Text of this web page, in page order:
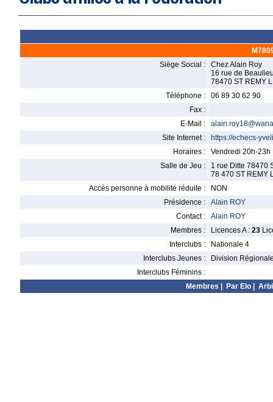
Siège Social :
Chez Alain Roy
16 rue de
78470 ST REMY
Téléphone :
06 89 30 62 90
Fax :
E-Mail :
Site Internet :
https://echecs-
Horaires :
Vendredi 20h-23h
Salle de Jeu :
1 rue Ditte 78470
78 470 ST REMY
Accès personne à mobilité réduite :
NON
Présidence :
Alain ROY
Contact :
Alain ROY
Membres :
Licences A : 23
Interclubs :
Nationale 4
Interclubs Jeunes :
Division
Interclubs Féminins :
Membres
Par Elo